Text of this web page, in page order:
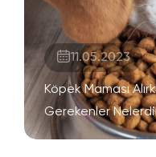
11.05.2023
Köpek Maması
Gerekenler